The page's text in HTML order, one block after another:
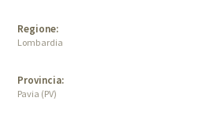
Regione:
Lombardia
Provincia:
Pavia (PV)